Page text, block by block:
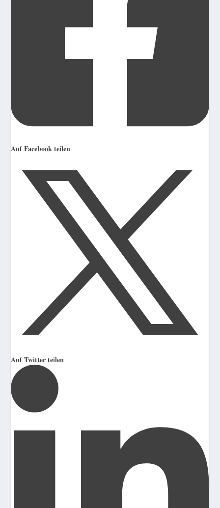
Auf Facebook teilen
Auf Twitter teilen